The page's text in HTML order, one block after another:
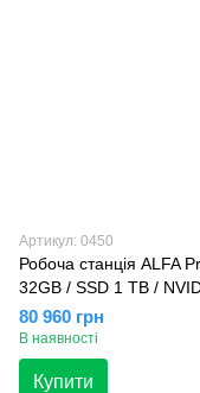
Артикул: 0450
Робоча станція ALFA
32GB / SSD 1 TB /
80 960 грн
В наявності
Купити